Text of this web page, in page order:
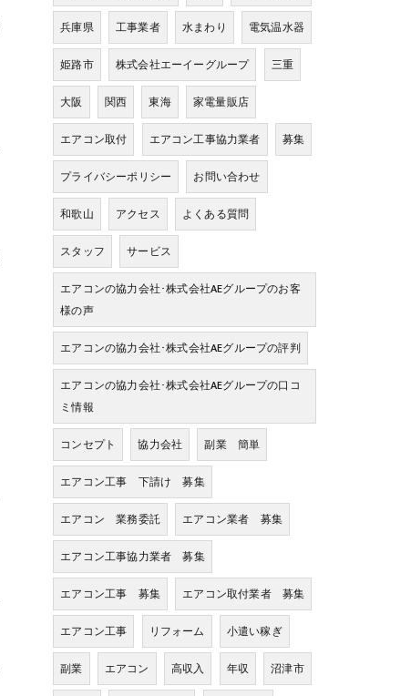
兵庫県 工事業者 水まわり 電気温水器
姫路市 株式会社エーイーグループ 三重
大阪 関西 東海 家電量販店
エアコン取付 エアコン工事協力業者 募集
プライバシーポリシー お問い合わせ
和歌山 アクセス よくある質問
スタッフ サービス
エアコンの協力会社･株式会社AEグループのお客
様の声
エアコンの協力会社･株式会社AEグループの評判
エアコンの協力会社･株式会社AEグループの口コ
ミ情報
コンセプト 協力会社 副業 簡単
エアコン工事 下請け 募集
エアコン 業務委託 エアコン業者 募集
エアコン工事協力業者 募集
エアコン工事 募集 エアコン取付業者 募集
エアコン工事 リフォーム 小遣い稼ぎ
副業 エアコン 高収入 年収 沼津市